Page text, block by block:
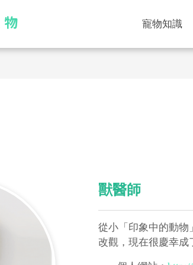
寵物知識
獸醫師
從小「印象中的動物
改觀，現在很慶幸